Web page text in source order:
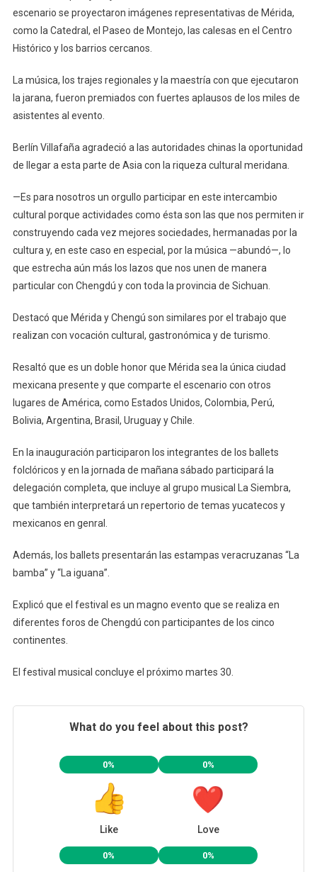
escenario se proyectaron imágenes representativas de Mérida,
como la Catedral, el Paseo de Montejo, las calesas en el Centro
Histórico y los barrios cercanos.
La música, los trajes regionales y la maestría con que ejecutaron
la jarana, fueron premiados con fuertes aplausos de los miles de
asistentes al evento.
Berlín Villafaña agradeció a las autoridades chinas la oportunidad
de llegar a esta parte de Asia con la riqueza cultural meridana.
—Es para nosotros un orgullo participar en este intercambio
cultural porque actividades como ésta son las que nos permiten ir
construyendo cada vez mejores sociedades, hermanadas por la
cultura y, en este caso en especial, por la música —abundó—, lo
que estrecha aún más los lazos que nos unen de manera
particular con Chengdú y con toda la provincia de Sichuan.
Destacó que Mérida y Chengú son similares por el trabajo que
realizan con vocación cultural, gastronómica y de turismo.
Resaltó que es un doble honor que Mérida sea la única ciudad
mexicana presente y que comparte el escenario con otros
lugares de América, como Estados Unidos, Colombia, Perú,
Bolivia, Argentina, Brasil, Uruguay y Chile.
En la inauguración participaron los integrantes de los ballets
folclóricos y en la jornada de mañana sábado participará la
delegación completa, que incluye al grupo musical La Siembra,
que también interpretará un repertorio de temas yucatecos y
mexicanos en genral.
Además, los ballets presentarán las estampas veracruzanas “La
bamba” y “La iguana”.
Explicó que el festival es un magno evento que se realiza en
diferentes foros de Chengdú con participantes de los cinco
continentes.
El festival musical concluye el próximo martes 30.
What do you feel about this post?
0%
Like
0%
Love
0% 0%